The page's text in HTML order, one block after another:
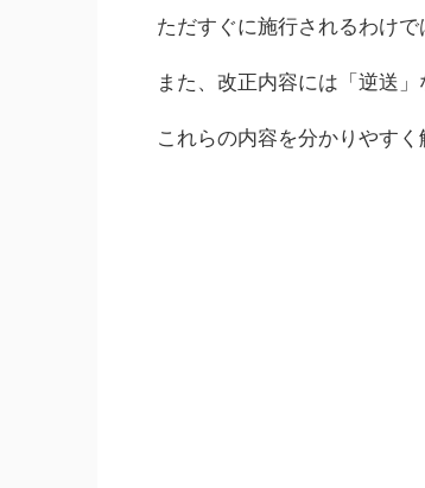
ただすぐに施行されるわけで
また、改正内容には「逆送
これらの内容を分かりやすく